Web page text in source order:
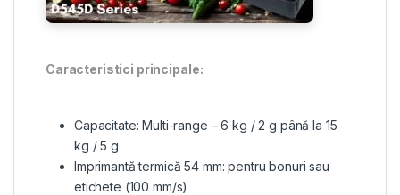
Caracteristici principale:
Capacitate: Multi-range – 6 kg / 2 g până la 15
kg / 5 g
Imprimantă termică 54 mm: pentru bonuri sau
etichete (100 mm/s)